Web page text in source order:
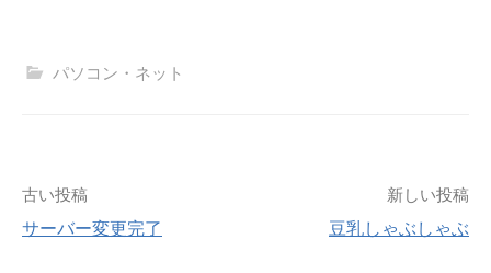
パソコン・ネット
投
稿
古い投稿
サーバー変更完了
新しい投稿
豆乳しゃぶしゃぶ